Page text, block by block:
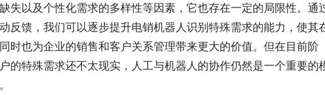
失以及个性化需求的多样性等因素，它也存在一定的局限性。通
反馈，我们可以逐步提升电销机器人识别特殊需求的能力，使其
时也为企业的销售和客户关系管理带来更大的价值。但在目前阶
的特殊需求还不太现实，人工与机器人的协作仍然是一个重要的